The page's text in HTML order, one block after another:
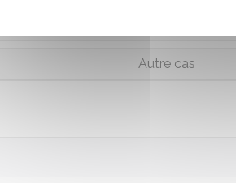
Autre cas